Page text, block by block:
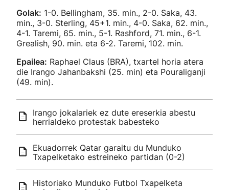
Golak: 1-0. Bellingham, 35. min., 2-0. Saka, 43.
min., 3-0. Sterling, 45+1. min., 4-0. Saka, 62. min.,
4-1. Taremi, 65. min., 5-1. Rashford, 71. min., 6-1.
Grealish, 90. min. eta 6-2. Taremi, 102. min.
Epailea: Raphael Claus (BRA), txartel horia atera
die Irango Jahanbakshi (25. min) eta Pouraliganji
(49. min).
Irango jokalariek ez dute ereserkia abestu
herrialdeko protestak babesteko
Ekuadorrek Qatar garaitu du Munduko
Txapelketako estreineko partidan (0-2)
Historiako Munduko Futbol Txapelketa